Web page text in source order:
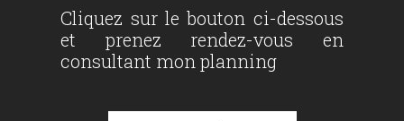
Cliquez sur le bouton ci-dessous
et prenez rendez-vous en
consultant mon planning